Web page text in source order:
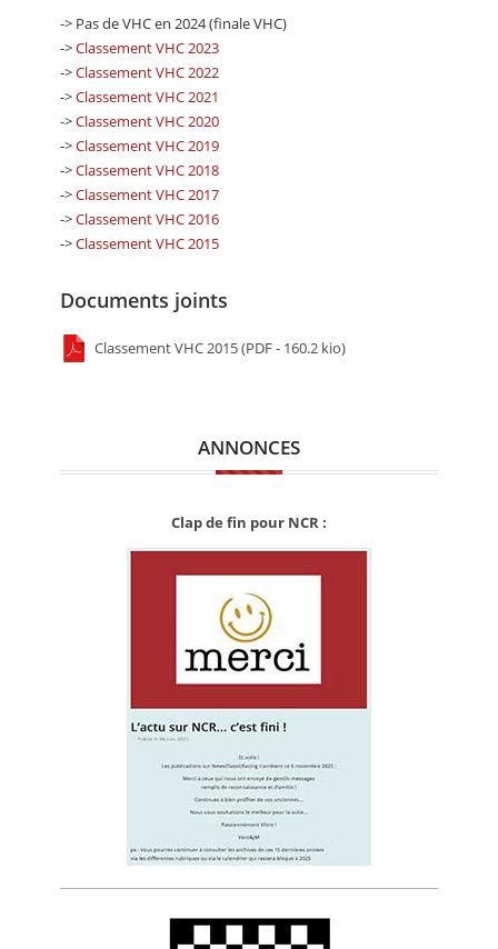
-> Pas de VHC en 2024 (finale VHC)
->Classement VHC 2023
->Classement VHC 2022
->Classement VHC 2021
->Classement VHC 2020
->Classement VHC 2019
->Classement VHC 2018
->Classement VHC 2017
->Classement VHC 2016
->Classement VHC 2015
Documents joints
Classement VHC 2015 (PDF - 160.2 kio)
ANNONCES
Clap de fin pour NCR :